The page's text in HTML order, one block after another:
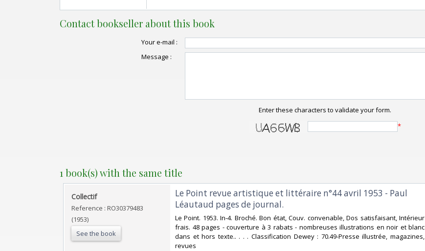
Contact bookseller about this book
Your e-mail :
Message :
Enter these characters to validate your form.
*
1 book(s) with the same title
‎Collectif‎
Reference : RO30379483
(1953)
See the book
‎Le Point revue artistique et littéraire n°44 avril 1953 - Paul
Léautaud pages de journal.‎
‎Le Point. 1953. In-4. Broché. Bon état, Couv. convenable, Dos satisfaisant, Intérieur
frais. 48 pages - couverture à 3 rabats - nombreuses illustrations en noir et blanc
dans et hors texte.. . . . Classification Dewey : 70.49-Presse illustrée, magazines,
revues‎